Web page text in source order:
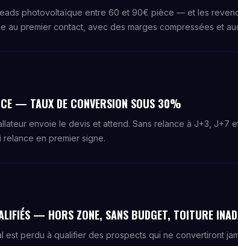
photovoltaïque entre 60 et 90€ pièce — et les
au premier contact, avec des marges compressées et
— TAUX DE CONVERSION SOUS 30%
envoie le devis et attend. Sans relance à J+3, J+7
en premier signe.
— HORS ZONE, SANS BUDGET, TOITURE
est perdu à qualifier des prospects qui ne convertiront